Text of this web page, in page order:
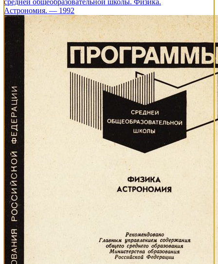
Астрономия. — 1992